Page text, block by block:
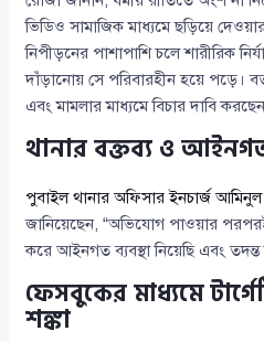
ভিডিও সামাজিক মাধ্যমে ছড়িয়ে
নিপীড়নের পাশাপাশি চলে শারীরিক
দাঁড়ানোয় সে পরিবারহীন হয়ে পড়ে।
এবং মামলার মাধ্যমে বিচার দাবি
থানার বক্তব্য ও আইনগত
পুবাইল থানার অফিসার ইনচার্জ
জানিয়েছেন, “অভিযোগ পাওয়ার
করে আইনগত ব্যবস্থা নিয়েছি এবং তদন্ত
ফেসবুকের মাধ্যমে
শঙ্কা